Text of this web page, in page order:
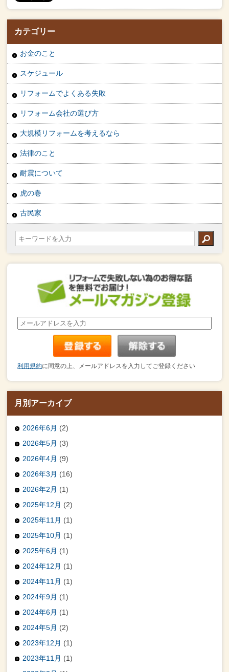
カテゴリー
お金のこと
スケジュール
リフォームでよくある失敗
リフォーム会社の選び方
大規模リフォームを考えるなら
法律のこと
耐震について
虎の巻
古民家
利用規約に同意の上、メールアドレスを入力してご登録ください
月別アーカイブ
2026年6月 (2)
2026年5月 (3)
2026年4月 (9)
2026年3月 (16)
2026年2月 (1)
2025年12月 (2)
2025年11月 (1)
2025年10月 (1)
2025年6月 (1)
2024年12月 (1)
2024年11月 (1)
2024年9月 (1)
2024年6月 (1)
2024年5月 (2)
2023年12月 (1)
2023年11月 (1)